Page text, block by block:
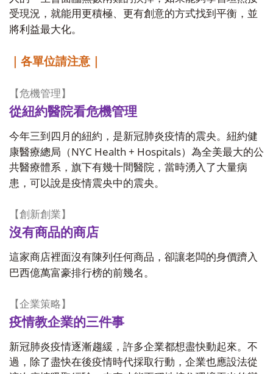
受現況，就能用更積極、更有創意的方式找到平衡，並
將利益最大化。
｜各單位請注意｜
【危機管理】
從紐約醫院看危機管理
今年三到四月的紐約，是新冠肺炎疫情的震央。紐約健
康醫療總局（NYC Health + Hospitals）為全美最大的公
共醫療體系，旗下有幾十間醫院，當時湧入了大量病
患，可以說是疫情震央中的震央。
【創新創業】
沒有商品的商店
這家商店裡面沒有陳列任何商品，卻讓老闆的身價躋入
巴西億萬富豪排行榜的前幾名。
【企業策略】
疫情教企業的三件事
新冠肺炎疫情逐漸趨緩，許多企業都想盡快動起來。不
過，除了盡快在後疫情時代採取行動，企業也應設法從